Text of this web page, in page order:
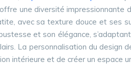
une diversité
avec sa texture douce et ses
et son élégance,
La personnalisation du design
intérieure et de créer un espace